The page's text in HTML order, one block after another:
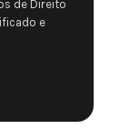
de Direito
e